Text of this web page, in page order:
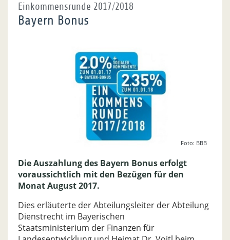
Einkommensrunde 2017/2018
Bayern Bonus
Foto: BBB
Die Auszahlung des Bayern Bonus erfolgt
voraussichtlich mit den Bezügen für den
Monat August 2017.
Dies erläuterte der Abteilungsleiter der Abteilung
Dienstrecht im Bayerischen
Staatsministerium der Finanzen für